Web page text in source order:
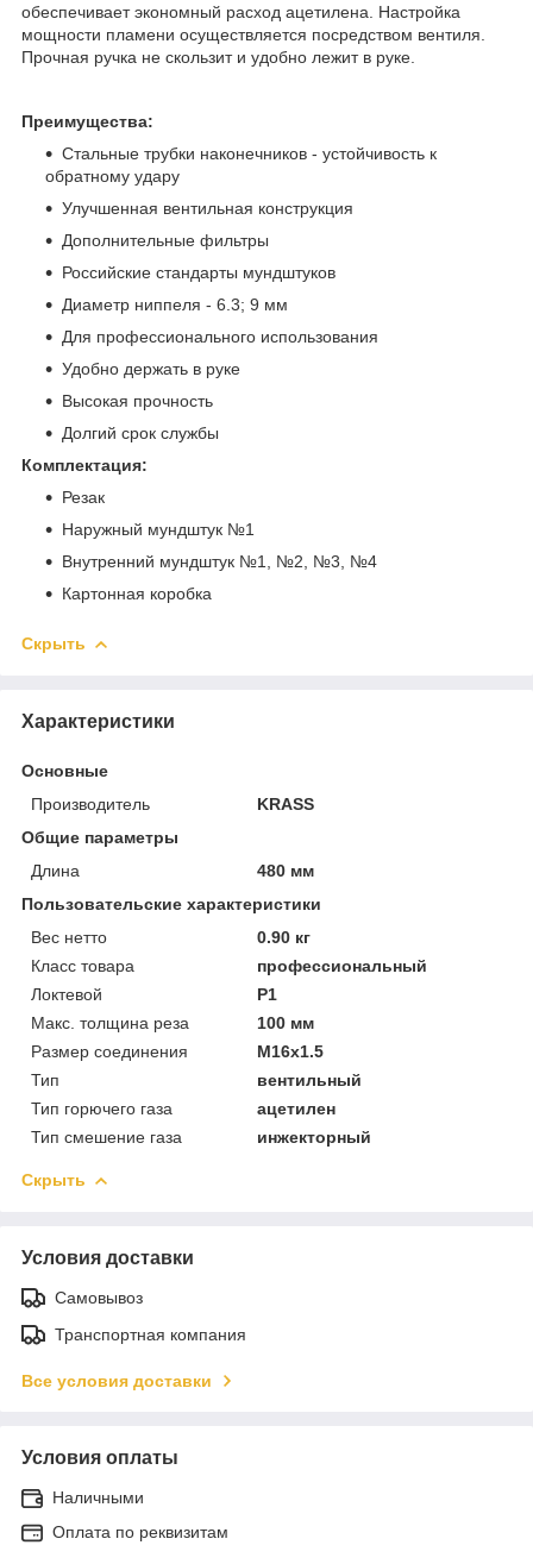
обеспечивает экономный расход ацетилена. Настройка
мощности пламени осуществляется посредством вентиля.
Прочная ручка не скользит и удобно лежит в руке.
Преимущества:
Стальные трубки наконечников - устойчивость к
обратному удару
Улучшенная вентильная конструкция
Дополнительные фильтры
Российские стандарты мундштуков
Диаметр ниппеля - 6.3; 9 мм
Для профессионального использования
Удобно держать в руке
Высокая прочность
Долгий срок службы
Комплектация:
Резак
Наружный мундштук №1
Внутренний мундштук №1, №2, №3, №4
Картонная коробка
Скрыть
Характеристики
Основные
Производитель
KRASS
Общие параметры
Длина
480 мм
Пользовательские характеристики
Вес нетто
0.90 кг
Класс товара
профессиональный
Локтевой
P1
Макс. толщина реза
100 мм
Размер соединения
M16x1.5
Тип
вентильный
Тип горючего газа
ацетилен
Тип смешение газа
инжекторный
Скрыть
Условия доставки
Самовывоз
Транспортная компания
Все условия доставки
Условия оплаты
Наличными
Оплата по реквизитам